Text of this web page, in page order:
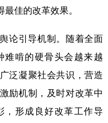
佳的改革效果。
引导机制。随着全面
难啃的硬骨头会越来越
泛凝聚社会共识，营造
励机制，及时对改革中
，形成良好改革工作导